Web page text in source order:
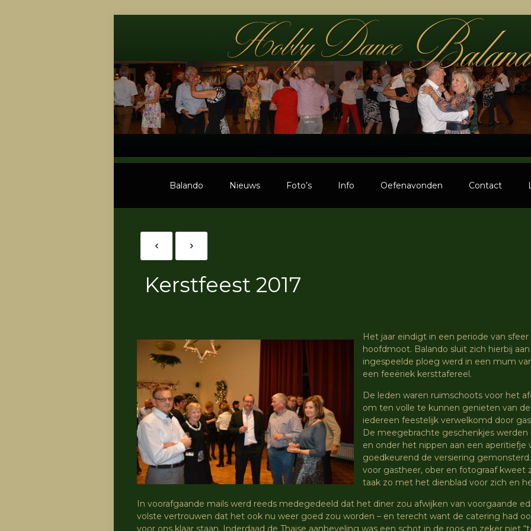
Balando Nieuws Foto’s Info Oefenavonden Contact
Kerstfeest 2017
Het jaar eindigt in een periode van
hoofdmoot. Balando sluit zich hierbij
ingespeelde ploeg werd in een mum
een feeëriek kersttafereel.
De leden waren ruimschoots voor het
om ten volle te kunnen genieten van
iedereen feestelijk verwelkomd door
De meegebrachte geschenkjes
en onder het nippen aan een aperitiefje
goedkeurend de versiering
voor gastheer, ober en fotograaf kweet
taak zo met het dienblad voor zich en
In voorafgaande mails werd reeds medegedeeld dat het diner zou afwijken van voorgaande
volste vertrouwen dat het ook nu weer goed zou worden – en terecht want de catering had
voor ons klaar staan. Inderdaad de Thaise aanbeveling was een schot in de roos en zeker niet